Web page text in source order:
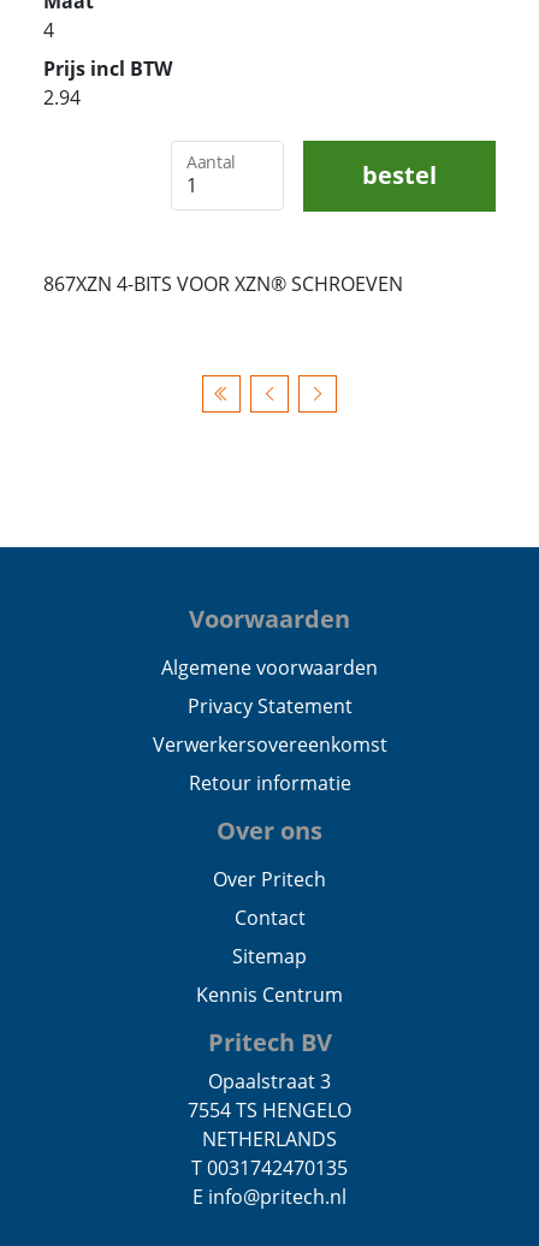
4
Prijs incl BTW
2.94
Aantal bestel
867XZN 4-BITS VOOR XZN® SCHROEVEN
Voorwaarden
Algemene voorwaarden
Privacy Statement
Verwerkersovereenkomst
Retour informatie
Over ons
Over Pritech
Contact
Sitemap
Kennis Centrum
Pritech BV
Opaalstraat 3
7554 TS HENGELO
NETHERLANDS
T 0031742470135
E info@pritech.nl